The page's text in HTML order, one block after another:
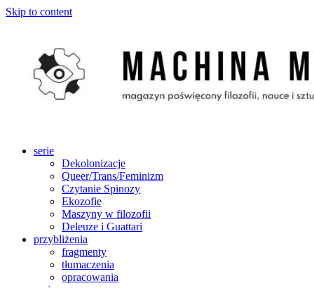
Skip to content
serie
Dekolonizacje
Queer/Trans/Feminizm
Czytanie Spinozy
Ekozofie
Maszyny w filozofii
Deleuze i Guattari
przybliżenia
fragmenty
tłumaczenia
opracowania